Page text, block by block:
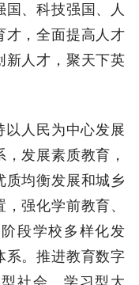
国、科技强国、人
才，全面提高人才
新人才，聚天下英
以人民为中心发展
发展素质教育，
质均衡发展和城乡
强化学前教育、
段学校多样化发
系。推进教育数字
社会、学习型大